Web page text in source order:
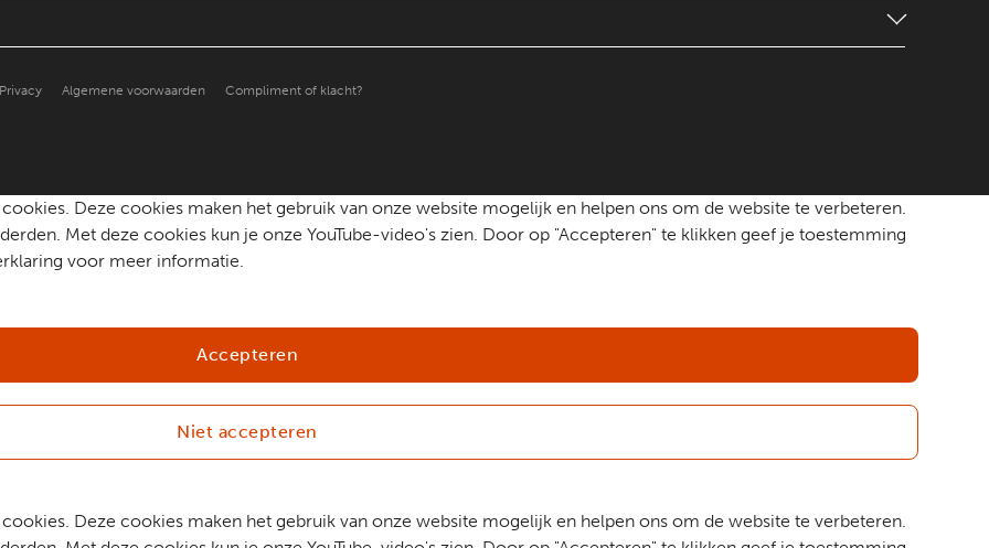
Privacy Algemene voorwaarden Compliment of klacht?
Deze cookies maken het gebruik van onze website mogelijk en helpen ons om de website te verbeteren.
Met deze cookies kun je onze YouTube-video's zien. Door op "Accepteren" te klikken geef je toestemming
voor meer informatie.
Accepteren
Niet accepteren
Deze cookies maken het gebruik van onze website mogelijk en helpen ons om de website te verbeteren.